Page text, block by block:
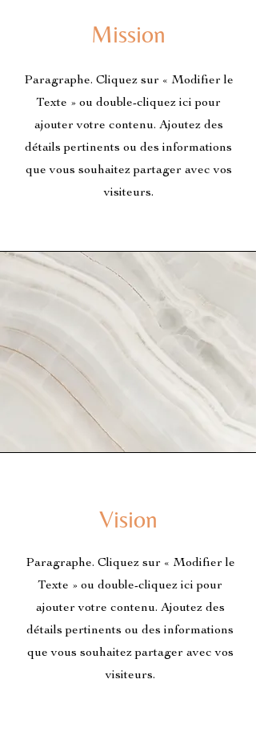
Mission
Paragraphe. Cliquez sur « Modifier le
Texte » ou double-cliquez ici pour
ajouter votre contenu. Ajoutez des
détails pertinents ou des informations
que vous souhaitez partager avec vos
visiteurs.
Vision
Paragraphe. Cliquez sur « Modifier le
Texte » ou double-cliquez ici pour
ajouter votre contenu. Ajoutez des
détails pertinents ou des informations
que vous souhaitez partager avec vos
visiteurs.